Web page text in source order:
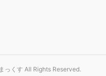
くす All Rights Reserved.